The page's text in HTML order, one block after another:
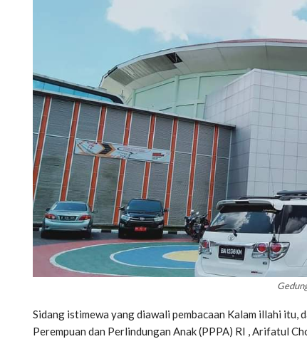
Sidang istimewa yang diawali pembacaan Kalam illahi
Perempuan dan Perlindungan Anak (PPPA) RI , Arifatul